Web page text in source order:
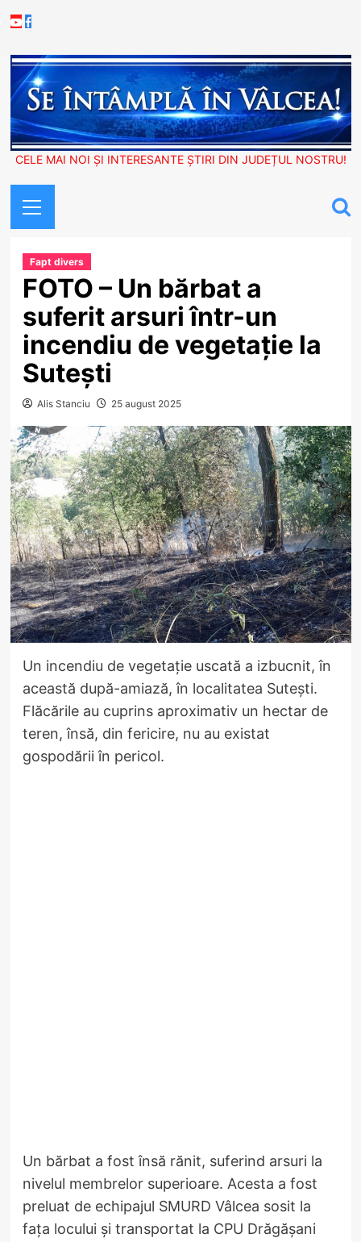
to
Youtube
Facebook
CELE MAI NOI ȘI INTERESANTE ȘTIRI DIN JUDEȚUL NOSTRU!
Menu
Fapt divers
FOTO – Un bărbat a
suferit arsuri într-un
incendiu de vegetație la
Sutești
Alis Stanciu 25 august 2025
Un incendiu de vegetație uscată a izbucnit, în
această după-amiază, în localitatea Sutești.
Flăcările au cuprins aproximativ un hectar de
teren, însă, din fericire, nu au existat
gospodării în pericol.
Un bărbat a fost însă rănit, suferind arsuri la
nivelul membrelor superioare. Acesta a fost
preluat de echipajul SMURD Vâlcea sosit la
fața locului și transportat la CPU Drăgășani